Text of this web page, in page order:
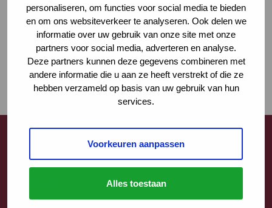
personaliseren, om functies voor social media te bieden
en om ons websiteverkeer te analyseren. Ook delen we
informatie over uw gebruik van onze site met onze
partners voor social media, adverteren en analyse.
Deze partners kunnen deze gegevens combineren met
andere informatie die u aan ze heeft verstrekt of die ze
hebben verzameld op basis van uw gebruik van hun
services.
Voorkeuren aanpassen
Alles toestaan